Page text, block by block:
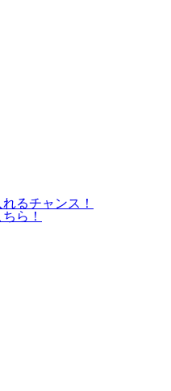
るチャンス！
ら！